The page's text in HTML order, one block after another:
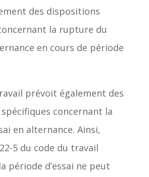
des dispositions
la rupture du
en cours de période
prévoit également des
concernant la
en alternance. Ainsi,
5 du code du travail
période d’essai ne peut